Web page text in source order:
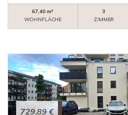
67,40 m²
WOHNFLÄCHE
3
ZIMMER
729,89 €